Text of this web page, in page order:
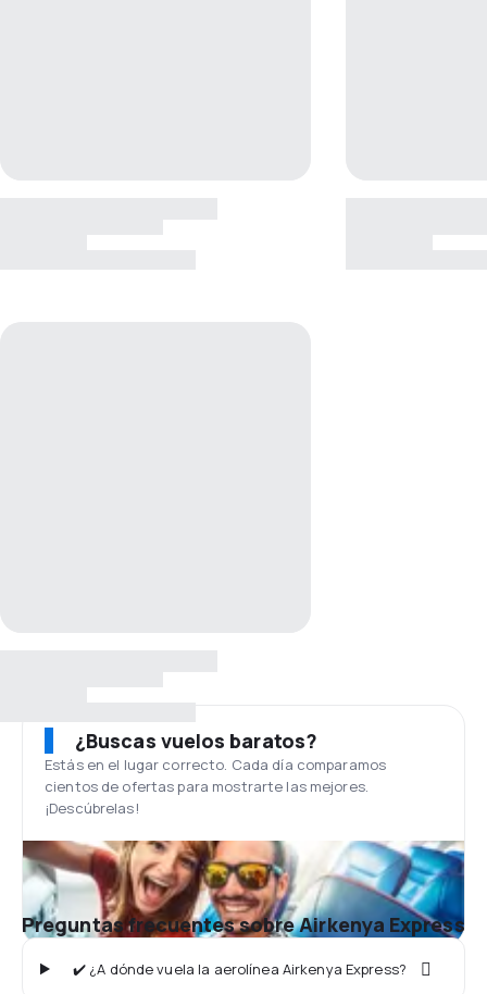
¿Buscas vuelos baratos?
Estás en el lugar correcto. Cada día comparamos
cientos de ofertas para mostrarte las mejores.
¡Descúbrelas!
Preguntas frecuentes sobre Airkenya Express
✔️ ¿A dónde vuela la aerolínea Airkenya Express?